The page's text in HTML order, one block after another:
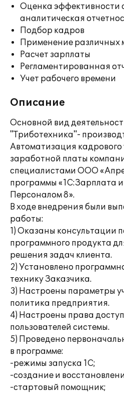
Оценка эффективности
аналитическая
Подбор кадров
Применение различных
Расчет зарплаты
Регламентированная
Учет рабочего времени
Описание
Основной вид
"Триботехника"-
Автоматизация кадрового
заработной платы
специалистами ООО
программы «1С:Зарплата
Персоналом 8».
В ходе внедрения были
работы:
1) Оказаны консультации
программного продукта
решения задач клиента.
2) Установлено
технику Заказчика.
3) Настроены параметры
политика предприятия.
4) Настроены права
пользователей системы.
5) Проведено
в программе:
-режимы запуска 1С;
-создание и
-стартовый помощник;